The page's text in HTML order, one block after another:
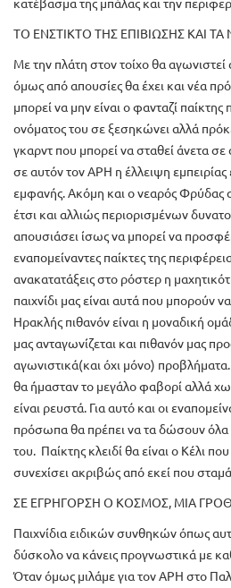
ΤΟ ΕΝΣΤΙΚΤΟ ΤΗΣ ΕΠΙΒΙΩΣΗΣ ΚΑΙ
Με την πλάτη στον τοίχο θα
όμως από απουσίες θα έχει και νέα
μπορεί να μην είναι ο φανταζί
ονόματος του σε ξεσηκώνει αλλά
γκαρντ που μπορεί να σταθεί άνετα
σε αυτόν τον ΑΡΗ η έλλειψη
εμφανής. Ακόμη και ο νεαρός Φρύδας
έτσι και αλλιώς περιορισμένων
απουσιάσει ίσως να μπορεί να
εναπομείναντες παίκτες της
ανακατατάξεις στο ρόστερ η
παιχνίδι μας είναι αυτά που μπορούν
Ηρακλής πιθανόν είναι η μοναδική
μας ανταγωνίζεται και πιθανόν μας
αγωνιστικά(και όχι μόνο)
θα ήμασταν το μεγάλο φαβορί αλλά
είναι ρευστά. Για αυτό και οι
πρόσωπα θα πρέπει να τα δώσουν
του. Παίκτης κλειδί θα είναι ο Κέλι
συνεχίσει ακριβώς από εκεί που
ΣΕ ΕΓΡΗΓΟΡΣΗ Ο ΚΟΣΜΟΣ, ΜΙΑ
Παιχνίδια ειδικών συνθηκών όπως
δύσκολο να κάνεις προγνωστικά με
Όταν όμως μιλάμε για τον ΑΡΗ στο